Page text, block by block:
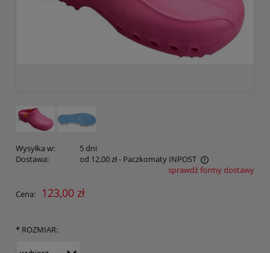
Wysyłka w:
5 dni
Dostawa:
od 12,00 zł- Paczkomaty INPOST
Cena nie zawiera ewentualnych kosztów płatnościsprawdź formy dostawy
Cena: 123,00 zł
* ROZMIAR: